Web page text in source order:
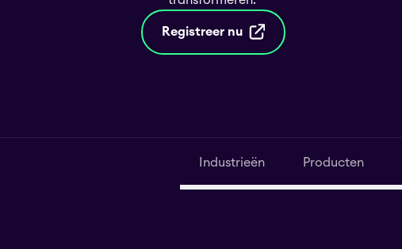
Registreer nu
Industrieën Producten